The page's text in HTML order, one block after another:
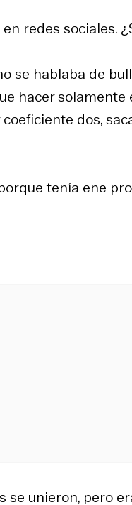
redes sociales.
se hablaba de
hacer
dos,
tenía ene
se unieron, pero